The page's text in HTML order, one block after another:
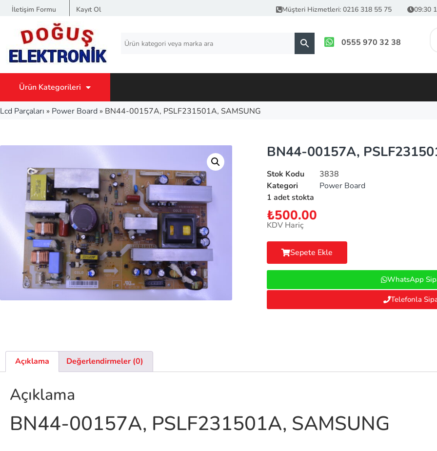
İletişim Formu Kayıt Ol Müşteri Hizmetleri: 0216 318 55 75 09:30
0555 970 32 38
Ürün Kategorileri
Lcd Parçaları » Power Board » BN44-00157A, PSLF231501A, SAMSUNG
BN44-00157A,
Stok Kodu
3838
Kategori
Power Board
1 adet stokta
₺500.00
KDV Hariç
Sepete Ekle
WhatsApp
Telefonla
Açıklama Değerlendirmeler (0)
Açıklama
BN44-00157A, PSLF231501A, SAMSUNG